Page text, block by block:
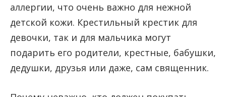
аллергии, что очень важно для нежной
детской кожи. Крестильный крестик для
девочки, так и для мальчика могут
подарить его родители, крестные, бабушки,
дедушки, друзья или даже, сам священник.